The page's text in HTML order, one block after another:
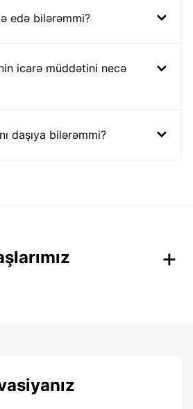
edə bilərəmmi?
icarə müddətini necə
daşıya bilərəmmi?